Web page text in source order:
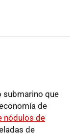
submarino que
de
nódulos de
de